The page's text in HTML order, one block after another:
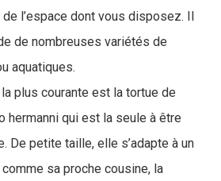
l’espace dont vous disposez. Il
de nombreuses variétés de
aquatiques.
la plus courante est la tortue de
hermanni qui est la seule à être
De petite taille, elle s’adapte à un
sa proche cousine, la